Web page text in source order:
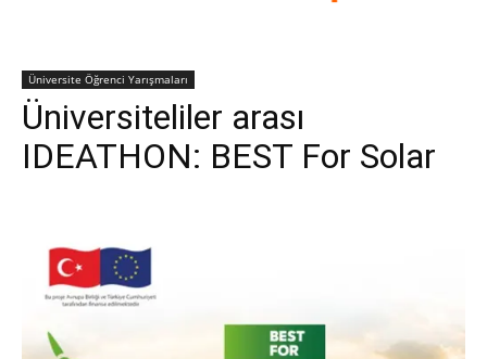
Üniversite Öğrenci Yarışmaları
Üniversiteliler arası
IDEATHON: BEST For Solar